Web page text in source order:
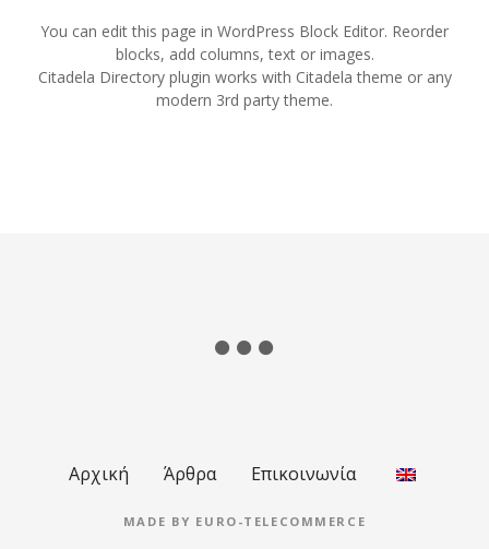
You can edit this page in WordPress Block Editor. Reorder
blocks, add columns, text or images.
Citadela Directory plugin works with Citadela theme or any
modern 3rd party theme.
Αρχική Άρθρα Επικοινωνία
MADE BY EURO-TELECOMMERCE